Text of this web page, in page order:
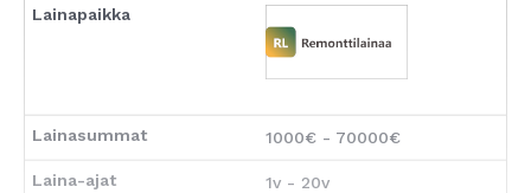
1000€ - 70000€
1v - 20v